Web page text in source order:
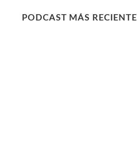
PODCAST MÁS RECIENTE